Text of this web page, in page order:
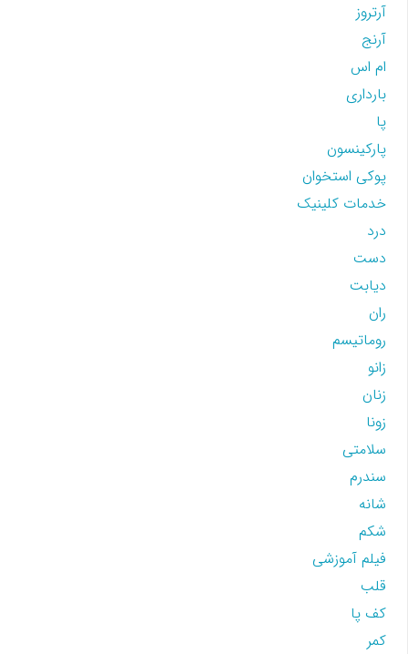
آرتروز
آرنج
ام اس
بارداری
پا
پارکینسون
پوکی استخوان
خدمات کلینیک
درد
دست
دیابت
ران
روماتیسم
زانو
زنان
زونا
سلامتی
سندرم
شانه
شکم
فیلم آموزشی
قلب
کف پا
کمر